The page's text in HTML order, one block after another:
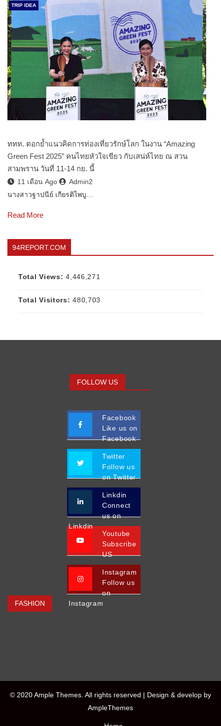
TRIP IDEA
ททท. ตอกย้ำแนวคิดการท่องเที่ยวรักษ์โลก ในงาน “Amazing
Green Fest 2025” คนไทยหัวใจเขียว กับเสน่ห์ไทย ณ สวน
สามพราน วันที่ 11-14 กย. นี้
11 เดือน Ago
Admin2
นางสาวฐาปนีย์ เกียรติไพบู…
Read More
94REPORT.COM
Total Views:4,446,271
Total Visitors:480,703
FASHION
FOLLOW US
Facebook
Like us on
Facebook
Twitter
Follow us
on Twitter
Linkdin
Connect
us on
Linkdin
Youtube
Subscribe
US
Instagram
Follow us
on
Instagram
© 2020 Ample Themes. All rights reserved | Design & develop by
AmpleThemes